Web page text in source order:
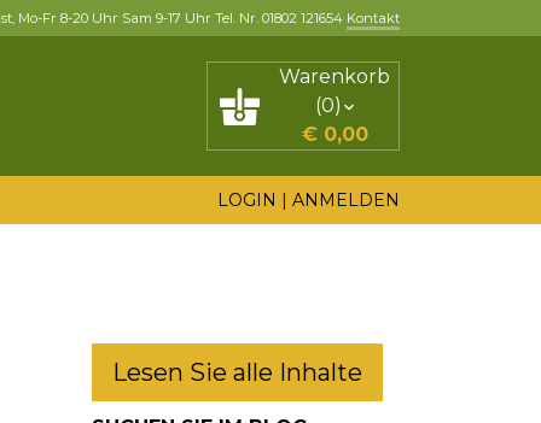
Mo-Fr 8-20 Uhr Sam 9-17 Uhr Tel. Nr. 01802 121654 Kontakt
Warenkorb
(0)
€ 0,00
LOGIN | ANMELDEN
Lesen Sie alle Inhalte